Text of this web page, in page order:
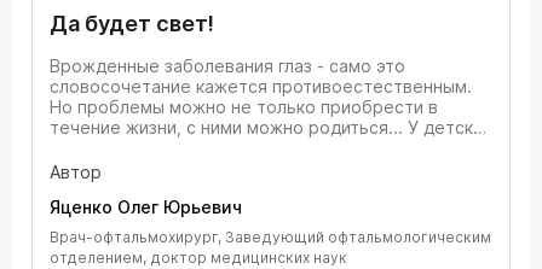
Да будет свет!
Врожденные заболевания глаз - само это
словосочетание кажется противоестественным.
Но проблемы можно не только приобрести в
течение жизни, с ними можно родиться... У детских
памяти немало случаев, когда, едва выписавшись
из роддома, ребенок попадал на операционный
стол. Наш эксперт – врач-офтальмолог, доктор
медицинских наук, профессор Олег Яценко
Автор
Яценко Олег Юрьевич
Врач-офтальмохирург, Заведующий офтальмологическим
отделением, доктор медицинских наук